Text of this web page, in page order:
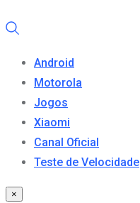
Android
Motorola
Jogos
Xiaomi
Canal Oficial
Teste de Velocidade
×